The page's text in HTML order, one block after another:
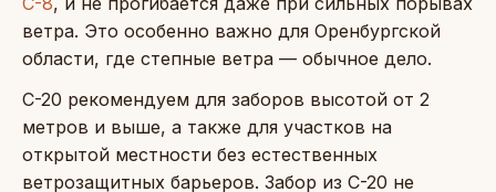
ветра. Это особенно важно для Оренбургской
области, где степные ветра — обычное дело.
С-20 рекомендуем для заборов высотой от 2
метров и выше, а также для участков на
открытой местности без естественных
ветрозащитных барьеров. Забор из С-20 не